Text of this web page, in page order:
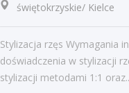
świętokrzyskie/ Kielce
Stylizacja rzęs Wymagania
doświadczenia w stylizacji
stylizacji metodami 1:1